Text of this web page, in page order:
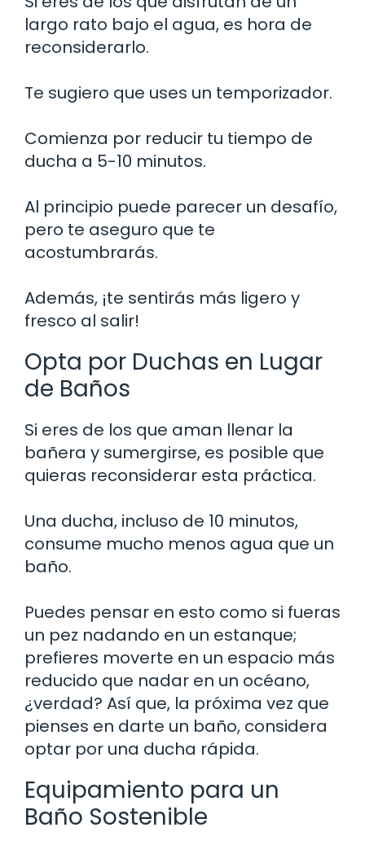
largo rato bajo el agua, es hora de
reconsiderarlo.
Te sugiero que uses un temporizador.
Comienza por reducir tu tiempo de
ducha a 5-10 minutos.
Al principio puede parecer un desafío,
pero te aseguro que te
acostumbrarás.
Además, ¡te sentirás más ligero y
fresco al salir!
Opta por Duchas en Lugar
de Baños
Si eres de los que aman llenar la
bañera y sumergirse, es posible que
quieras reconsiderar esta práctica.
Una ducha, incluso de 10 minutos,
consume mucho menos agua que un
baño.
Puedes pensar en esto como si fueras
un pez nadando en un estanque;
prefieres moverte en un espacio más
reducido que nadar en un océano,
¿verdad? Así que, la próxima vez que
pienses en darte un baño, considera
optar por una ducha rápida.
Equipamiento para un
Baño Sostenible